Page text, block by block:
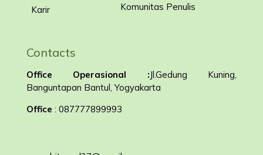
Karir
Komunitas Penulis
Contacts
Office Operasional :Jl.Gedung Kuning,
Banguntapan Bantul, Yogyakarta
Office : 087777899993